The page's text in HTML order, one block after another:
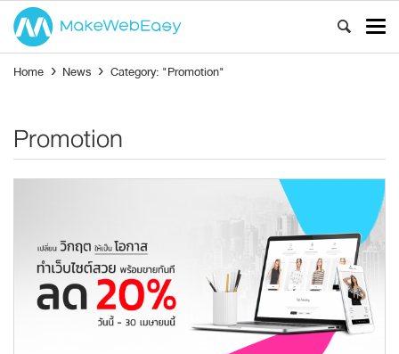
Home › News › Category: "Promotion"
Promotion